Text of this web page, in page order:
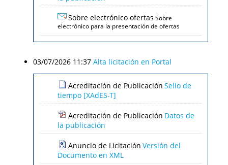
Sobre electrónico ofertas Sobre
electrónico para la presentación de ofertas
03/07/2026 11:37 Alta licitación en Portal
Acreditación de Publicación Sello de
tiempo [XAdES-T]
Acreditación de Publicación Datos de
la publicación
Anuncio de Licitación Versión del
Documento en XML